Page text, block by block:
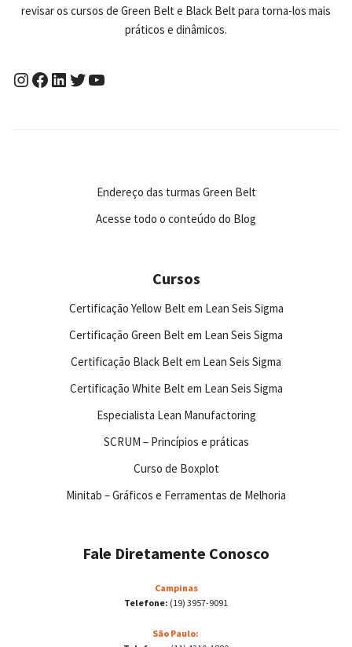
revisar os cursos de Green Belt e Black Belt para torna-los mais
práticos e dinâmicos.
Endereço das turmas Green Belt
Acesse todo o conteúdo do Blog
Cursos
Certificação Yellow Belt em Lean Seis Sigma
Certificação Green Belt em Lean Seis Sigma
Certificação Black Belt em Lean Seis Sigma
Certificação White Belt em Lean Seis Sigma
Especialista Lean Manufactoring
SCRUM – Princípios e práticas
Curso de Boxplot
Minitab – Gráficos e Ferramentas de Melhoria
Fale Diretamente Conosco
Campinas
Telefone: (19) 3957-9091
São Paulo: